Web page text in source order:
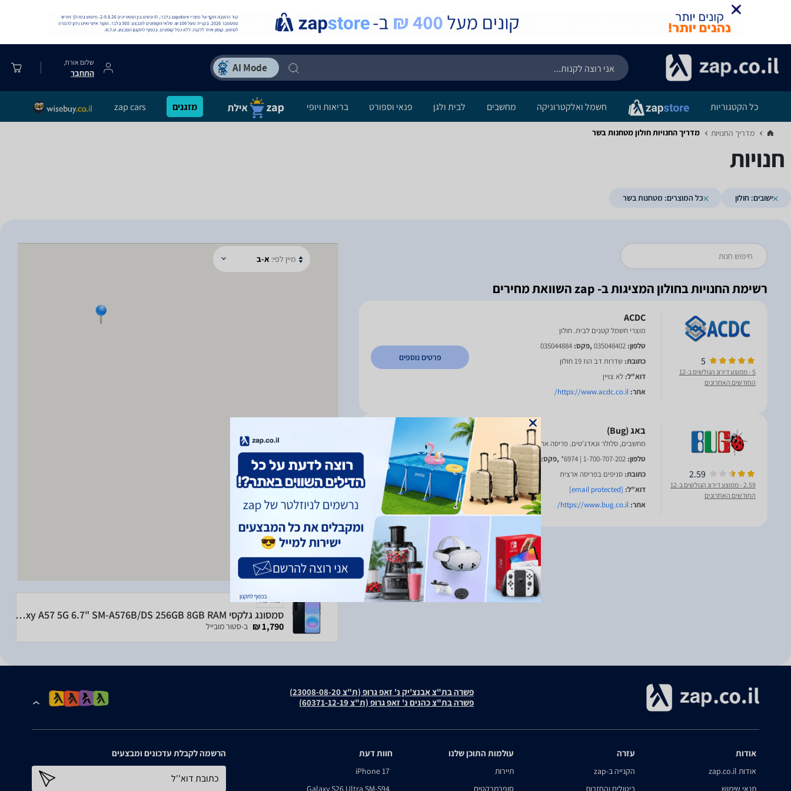
שלום אורח,
התחבר
כל הקטגוריות חשמל ואלקטרוניקה מחשבים לבית ולגן פנאי וספורט בריאות ויופי מזגנים zap cars
מדריך החנויות‏ מדריך החנויות ‏חולון ‏מטחנות בשר
חנויות
ישובים: חולון כל המוצרים: מטחנות בשר
מיין לפי: א-ב
רשימת החנויות בחולון המציגות ב- zap השוואת מחירים
5
5
- ממוצע דירוג הגולשים ב-12
החודשים האחרונים
ACDC
מוצרי חשמל קטנים לבית. חולון
טלפון: 035048402,פקס: 035044884
כתובת: שדרות דב הוז 19 חולון
דוא"ל: לא צויין
אתר: https://www.acdc.co.il/
פרטים נוספים
2.59
2.59
- ממוצע דירוג הגולשים ב-12
החודשים האחרונים
מחשבים, סלולר וגאדג'טים. פריסה ארצית
טלפון: 1-700-707-202 | 6974* ,פקס:04-6889222
כתובת: סניפים בפריסה ארצית
דוא"ל: [email protected]
אתר: https://www.bug.co.il/
פרטים נוספים
מודעה
סמסונג גלקסי Samsung Galaxy A57 5G 6.7" SM-A576B/DS 256GB 8GB RAM
1,790 ₪ ב-סטור מובייל
פשרה בת"צ אבנצ'יק נ' זאפ גרופ (ת"צ 23008-08-20)
פשרה בת"צ כהנים נ' זאפ גרופ (ת"צ 60371-12-19)
אודות
אודות zap.co.il
תנאי שימוש
עזרה
הקנייה ב-zap
ביטולים והחזרות
עולמות התוכן שלנו
תיירות
סופרמרקטים
חוות דעת
iPhone 17
Galaxy S26 Ultra SM-S94
הרשמה לקבלת עדכונים ומבצעים
כתובת דוא''ל